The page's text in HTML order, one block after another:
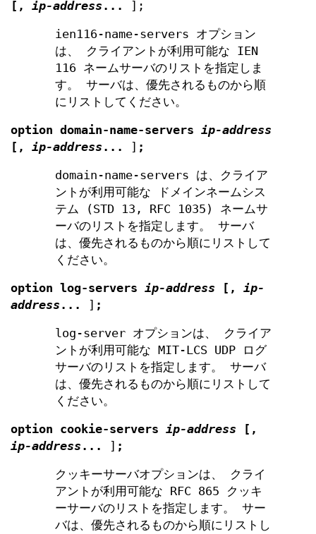
[ , ip-address ... ];
ien116-name-servers オプション
は、 クライアントが利用可能な IEN
116 ネームサーバのリストを指定しま
す。 サーバは、優先されるものから順
にリストしてください。
option domain-name-servers ip-address
[ , ip-address ... ] ;
domain-name-servers は、クライア
ントが利用可能な ドメインネームシス
テム (STD 13, RFC 1035) ネームサ
ーバのリストを指定します。 サーバ
は、優先されるものから順にリストして
ください。
option log-servers ip-address [ ,
ip-
address ... ] ;
log-server オプションは、 クライア
ントが利用可能な MIT-LCS UDP ログ
サーバのリストを指定します。 サーバ
は、優先されるものから順にリストして
ください。
option cookie-servers ip-address [ ,
ip-address ... ] ;
クッキーサーバオプションは、 クライ
アントが利用可能な RFC 865 クッキ
ーサーバのリストを指定します。 サー
バは、優先されるものから順にリストし